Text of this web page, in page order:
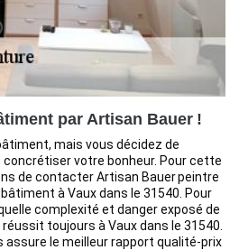
par Artisan Bauer !
mais vous décidez de
concrétiser votre bonheur. Pour cette
de contacter Artisan Bauer peintre
à Vaux dans le 31540. Pour
complexité et danger exposé de
toujours à Vaux dans le 31540.
assure le meilleur rapport qualité-prix